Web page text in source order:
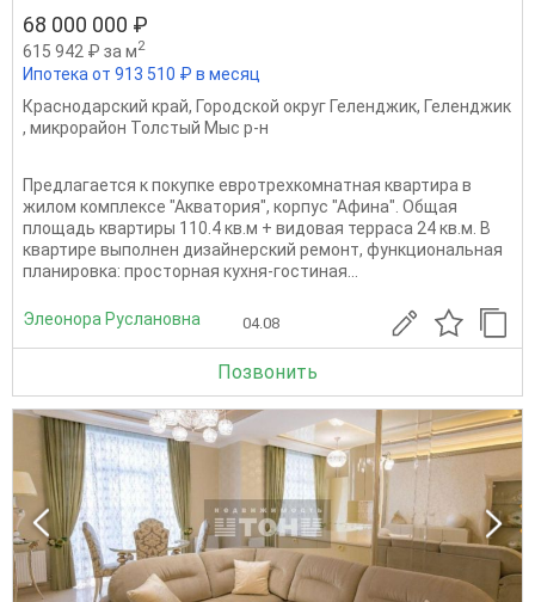
68 000 000 ₽
615 942 ₽ за м2
Ипотека от 913 510 ₽ в месяц
Краснодарский край, Городской округ Геленджик, Геленджик
, микрорайон Толстый Мыс р-н
Предлагается к покупке евротрехкомнатная квартира в
жилом комплексе "Акватория", корпус "Афина". Общая
площадь квартиры 110.4 кв.м + видовая терраса 24 кв.м. В
квартире выполнен дизайнерский ремонт, функциональная
планировка: просторная кухня-гостиная...
Элеонора Руслановна 04.08
Позвонить